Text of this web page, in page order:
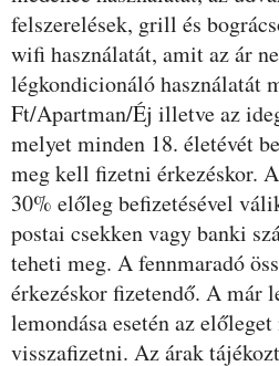
felszerelések, grill és
wifi használatát, amit az ár
légkondicionáló használatát
Ft/Apartman/Éj illetve az
melyet minden 18. életévét
meg kell fizetni érkezéskor.
30% előleg befizetésével
postai csekken vagy banki
teheti meg. A fennmaradó
érkezéskor fizetendő. A már
lemondása esetén az
visszafizetni. Az árak